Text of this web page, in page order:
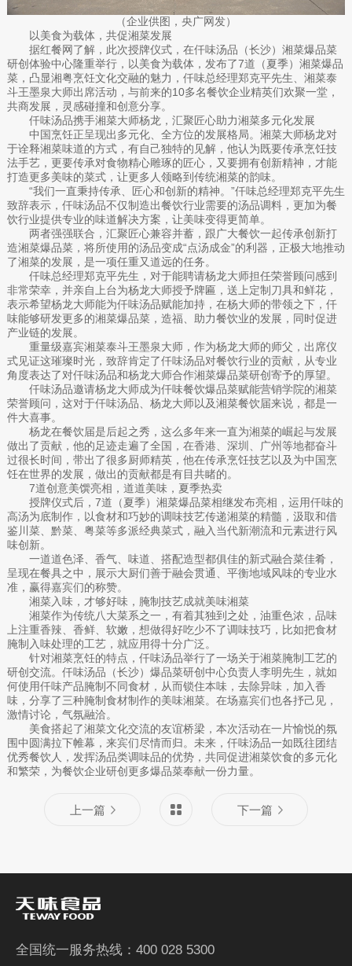
（企业供图，央广网发）
以美食为载体，共促湘菜发展
据红餐网了解，此次授牌仪式，在仟味汤品（长沙）湘菜爆品菜
研创体验中心隆重举行，以美食为载体，发布了7道（夏季）湘菜爆品
菜，凸显湘粤烹饪文化交融的魅力，仟味总经理郑克平先生、湘菜泰
斗王墨泉大师出席活动，与前来的10多名餐饮企业精英们欢聚一堂，
共商发展，灵感碰撞和创意分享。
仟味汤品携手湘菜大师杨龙，汇聚匠心助力湘菜多元化发展
中国烹饪正呈现出多元化、全方位的发展格局。湘菜大师杨龙对
于诠释湘菜味道的方式，有自己独特的见解，他认为既要传承烹饪技
法手艺，更要传承对食物精心雕琢的匠心，又要拥有创新精神，才能
打造更多美味的菜式，让更多人领略到传统湘菜的韵味。
“我们一直秉持传承、匠心和创新的精神。”仟味总经理郑克平先生
致辞表示，仟味汤品不仅制造出餐饮行业需要的汤品调料，更加为餐
饮行业提供专业的味道解决方案，让美味变得更简单。
两者强强联合，汇聚匠心兼容并蓄，跟广大餐饮一起传承创新打
造湘菜爆品菜，将所使用的汤品变成“点汤成金”的利器，正极大地推动
了湘菜的发展，是一项任重又道远的任务。
仟味总经理郑克平先生，对于能聘请杨龙大师担任荣誉顾问感到
非常荣幸，并亲自上台为杨龙大师授予牌匾，送上定制刀具和鲜花，
表示希望杨龙大师能为仟味汤品赋能加持，在杨大师的带领之下，仟
味能够研发更多的湘菜爆品菜，造福、助力餐饮业的发展，同时促进
产业链的发展。
重量级嘉宾湘菜泰斗王墨泉大师，作为杨龙大师的师父，出席仪
式见证这璀璨时光，致辞肯定了仟味汤品对餐饮行业的贡献，从专业
角度表达了对仟味汤品和杨龙大师合作湘菜爆品菜研创寄予的厚望。
仟味汤品邀请杨龙大师成为仟味餐饮爆品菜赋能营销学院的湘菜
荣誉顾问，这对于仟味汤品、杨龙大师以及湘菜餐饮届来说，都是一
件大喜事。
杨龙在餐饮届是后起之秀，这么多年来一直为湘菜的崛起与发展
做出了贡献，他的足迹走遍了全国，在香港、深圳、广州等地都奋斗
过很长时间，带出了很多厨师精英，他在传承烹饪技艺以及为中国烹
饪在世界的发展，做出的贡献都是有目共睹的。
7道创意美馔亮相，道道美味，夏季热卖
授牌仪式后，7道（夏季）湘菜爆品菜相继发布亮相，运用仟味的
高汤为底制作，以食材和巧妙的调味技艺传递湘菜的精髓，汲取和借
鉴川菜、黔菜、粤菜等多派经典菜式，融入当代新潮流和元素进行风
味创新。
一道道色泽、香气、味道、搭配造型都俱佳的新式融合菜佳肴，
呈现在餐具之中，展示大厨们善于融会贯通、平衡地域风味的专业水
准，赢得嘉宾们的称赞。
湘菜入味，才够好味，腌制技艺成就美味湘菜
湘菜作为传统八大菜系之一，有着其独到之处，油重色浓，品味
上注重香辣、香鲜、软嫩，想做得好吃少不了调味技巧，比如把食材
腌制入味处理的工艺，就应用得十分广泛。
针对湘菜烹饪的特点，仟味汤品举行了一场关于湘菜腌制工艺的
研创交流。仟味汤品（长沙）爆品菜研创中心负责人李明先生，就如
何使用仟味产品腌制不同食材，从而锁住本味，去除异味，加入香
味，分享了三种腌制食材制作的美味湘菜。在场嘉宾们也各抒己见，
激情讨论，气氛融洽。
美食搭起了湘菜文化交流的友谊桥梁，本次活动在一片愉悦的氛
围中圆满拉下帷幕，来宾们尽情而归。未来，仟味汤品一如既往团结
优秀餐饮人，发挥汤品类调味品的优势，共同促进湘菜饮食的多元化
和繁荣，为餐饮企业研创更多爆品菜奉献一份力量。
上一篇 下一篇
全国统一服务热线：400 028 5300